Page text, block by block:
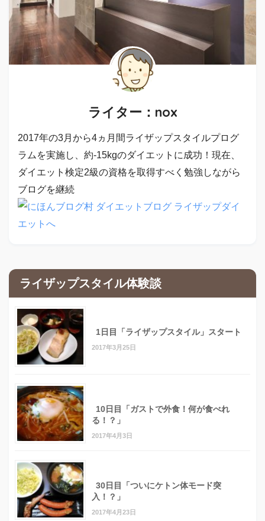
ライター：nox
2017年の3月から4ヵ月間ライザップスタイルプログ
ラムを実施し、約-15kgのダイエットに成功！現在、
ダイエット検定2級の資格を取得すべく勉強しながら
ブログを継続
ライザップスタイル体験談
1日目「ライザップスタイル」スタート
2017年3月25日
10日目「ガストで外食！何が食べれ
る！？」
2017年4月3日
30日目「ついにケトン体モード突
入！？」
2017年4月23日